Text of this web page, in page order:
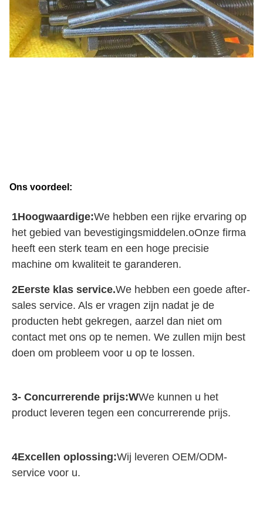
Ons voordeel:
1Hoogwaardige:We hebben een rijke ervaring op
het gebied van bevestigingsmiddelen.oOnze firma
heeft een sterk team en een hoge precisie
machine om kwaliteit te garanderen.
2Eerste klas service.We hebben een goede after-
sales service. Als er vragen zijn nadat je de
producten hebt gekregen, aarzel dan niet om
contact met ons op te nemen. We zullen mijn best
doen om probleem voor u op te lossen.
3- Concurrerende prijs:WWe kunnen u het
product leveren tegen een concurrerende prijs.
4Excellen oplossing:Wij leveren OEM/ODM-
service voor u.